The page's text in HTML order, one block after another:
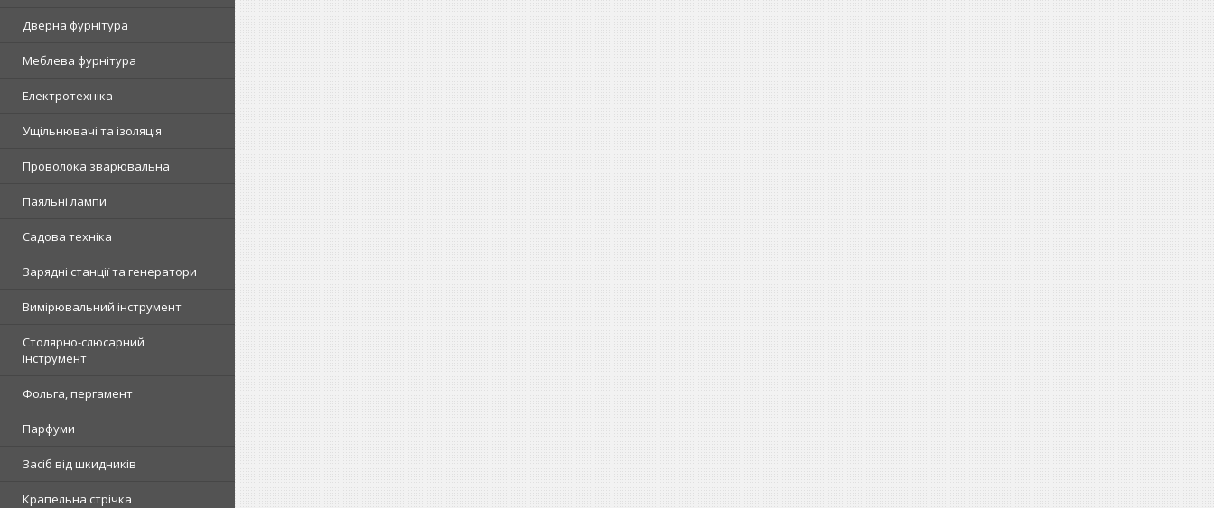
Дверна фурнітура
Меблева фурнітура
Електротехніка
Ущільнювачі та ізоляція
Проволока зварювальна
Паяльні лампи
Садова техніка
Зарядні станції та генератори
Вимірювальний інструмент
Столярно-слюсарний
інструмент
Фольга, пергамент
Парфуми
Засіб від шкидників
Крапельна стрічка